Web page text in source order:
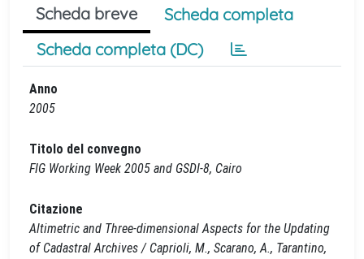
Scheda breve
Scheda completa
Scheda completa (DC)
Anno
2005
Titolo del convegno
FIG Working Week 2005 and GSDI-8, Cairo
Citazione
Altimetric and Three-dimensional Aspects for the Updating
of Cadastral Archives / Caprioli, M., Scarano, A., Tarantino,